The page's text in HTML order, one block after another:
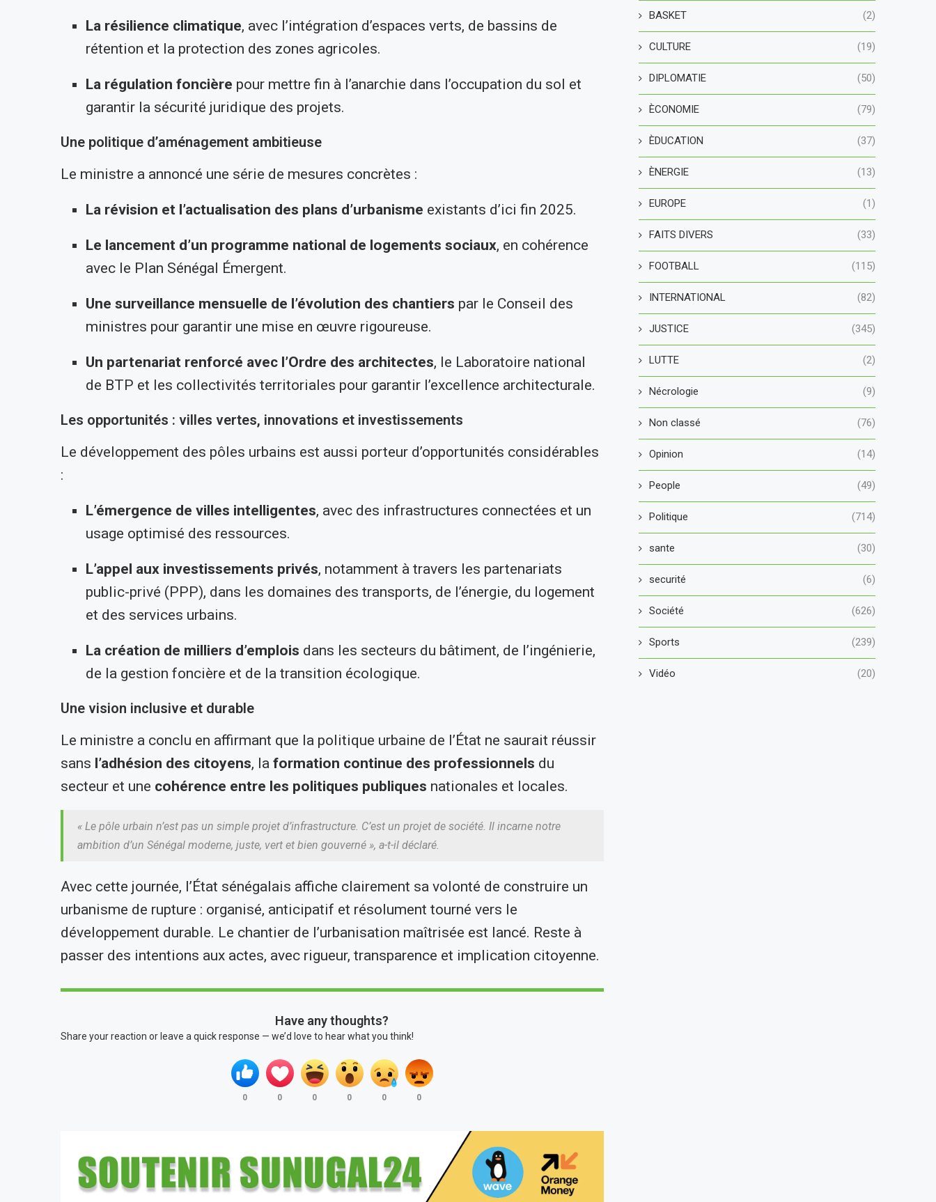
La résilience climatique, avec l’intégration d’espaces verts, de bassins de
rétention et la protection des zones agricoles.
La régulation foncière pour mettre fin à l’anarchie dans l’occupation du sol et
garantir la sécurité juridique des projets.
Une politique d’aménagement ambitieuse
Le ministre a annoncé une série de mesures concrètes :
La révision et l’actualisation des plans d’urbanisme existants d’ici fin 2025.
Le lancement d’un programme national de logements sociaux, en cohérence
avec le Plan Sénégal Émergent.
Une surveillance mensuelle de l’évolution des chantiers par le Conseil des
ministres pour garantir une mise en œuvre rigoureuse.
Un partenariat renforcé avec l’Ordre des architectes, le Laboratoire national
de BTP et les collectivités territoriales pour garantir l’excellence architecturale.
Les opportunités : villes vertes, innovations et investissements
Le développement des pôles urbains est aussi porteur d’opportunités considérables
:
L’émergence de villes intelligentes, avec des infrastructures connectées et un
usage optimisé des ressources.
L’appel aux investissements privés, notamment à travers les partenariats
public-privé (PPP), dans les domaines des transports, de l’énergie, du logement
et des services urbains.
La création de milliers d’emplois dans les secteurs du bâtiment, de l’ingénierie,
de la gestion foncière et de la transition écologique.
Une vision inclusive et durable
Le ministre a conclu en affirmant que la politique urbaine de l’État ne saurait réussir
sans l’adhésion des citoyens, la formation continue des professionnels du
secteur et une cohérence entre les politiques publiques nationales et locales.
« Le pôle urbain n’est pas un simple projet d’infrastructure. C’est un projet de société. Il incarne notre
ambition d’un Sénégal moderne, juste, vert et bien gouverné », a-t-il déclaré.
Avec cette journée, l’État sénégalais affiche clairement sa volonté de construire un
urbanisme de rupture : organisé, anticipatif et résolument tourné vers le
développement durable. Le chantier de l’urbanisation maîtrisée est lancé. Reste à
passer des intentions aux actes, avec rigueur, transparence et implication citoyenne.
Have any thoughts?
Share your reaction or leave a quick response — we’d love to hear what you think!
0 0 0 0 0 0
BASKET (2)
CULTURE (19)
DIPLOMATIE (50)
ÈCONOMIE (79)
ÈDUCATION (37)
ÈNERGIE (13)
EUROPE (1)
FAITS DIVERS (33)
FOOTBALL (115)
INTERNATIONAL (82)
JUSTICE (345)
LUTTE (2)
Nécrologie (9)
Non classé (76)
Opinion (14)
People (49)
Politique (714)
sante (30)
securité (6)
Société (626)
Sports (239)
Vidéo (20)